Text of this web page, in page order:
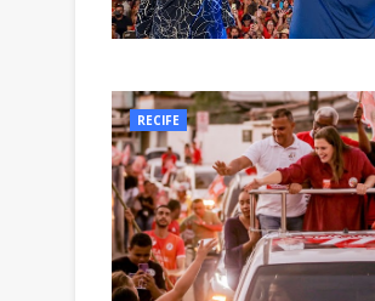
RECIFE